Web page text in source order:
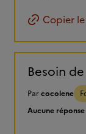
Copier
Parcocolene
Aucune réponse